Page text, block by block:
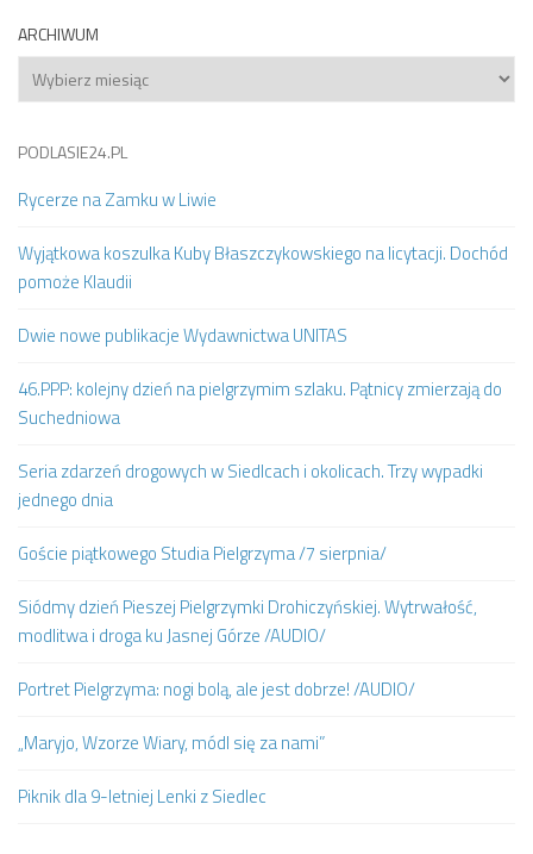
ARCHIWUM
Archiwum
PODLASIE24.PL
Rycerze na Zamku w Liwie
Wyjątkowa koszulka Kuby Błaszczykowskiego na licytacji. Dochód
pomoże Klaudii
Dwie nowe publikacje Wydawnictwa UNITAS
46.PPP: kolejny dzień na pielgrzymim szlaku. Pątnicy zmierzają do
Suchedniowa
Seria zdarzeń drogowych w Siedlcach i okolicach. Trzy wypadki
jednego dnia
Goście piątkowego Studia Pielgrzyma /7 sierpnia/
Siódmy dzień Pieszej Pielgrzymki Drohiczyńskiej. Wytrwałość,
modlitwa i droga ku Jasnej Górze /AUDIO/
Portret Pielgrzyma: nogi bolą, ale jest dobrze! /AUDIO/
„Maryjo, Wzorze Wiary, módl się za nami”
Piknik dla 9-letniej Lenki z Siedlec